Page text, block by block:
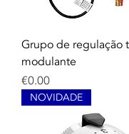
Grupo de regulação
modulante
Price
€0.00
NOVIDADE